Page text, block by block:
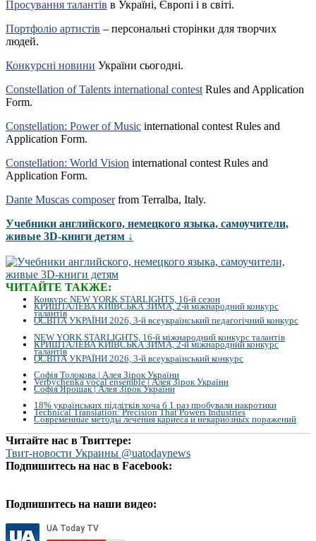
Просування талантів в Україні, Європі і в світі.
Портфоліо артистів – персональні сторінки для творчих
людей.
Конкурсні новини України сьогодні.
Constellation of Talents international contest Rules and Application
Form.
Constellation: Power of Music international contest Rules and
Application Form.
Constellation: World Vision international contest Rules and
Application Form.
Dante Muscas composerfrom Terralba, Italy.
Учебники английского, немецкого языка, самоучители,
живые 3D-книги детям ↓
ЧИТАЙТЕ ТАКЖЕ:
Конкурс NEW YORK STARLIGHTS, 16-й сезон
КРИШТАЛЕВА КИЇВСЬКА ЗИМА, 2-й міжнародний конкурс
талантів
ОСВІТА УКРАЇНИ 2026, 3-й всеукраїнський педагогічний конкурс
NEW YORK STARLIGHTS, 16-й міжнародний конкурс талантів
КРИШТАЛЕВА КИЇВСЬКА ЗИМА, 2-й міжнародний конкурс
талантів
ОСВІТА УКРАЇНИ 2026, 3-й всеукраїнський конкурс
Софія Толокова | Алея Зірок України
Verbychenka vocal ensemble | Алея Зірок України
Софія Ярошак | Алея Зірок України
18% українських підлітків хоча б 1 раз пробували накротики
Technical Translation: Precision That Powers Industries
Современные методы лечения кариеса и некариозных поражений
Читайте нас в Твиттере:
Твит-новости Украины @uatodaynews
Подпишитесь на нас в Facebook:
Подпишитесь на наши видео: